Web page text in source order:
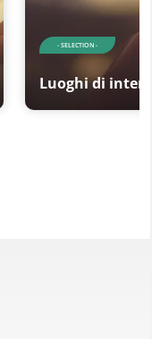
- SELECTION -
Luoghi di